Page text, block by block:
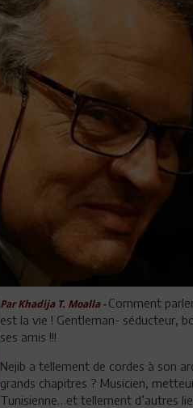
Par Khadija T. Moalla - Comment
est la vie ! Gentleman- séducteur,
ses amis !!!
Nejib a tellement de cordes à son
grands chapitres ? Musicien,
Tunisienne…et tellement d’autres